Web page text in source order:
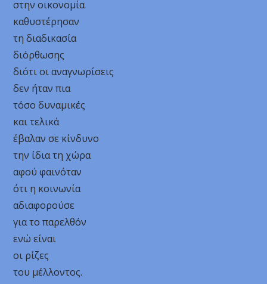
στην οικονομία
καθυστέρησαν
τη διαδικασία
διόρθωσης
διότι οι αναγνωρίσεις
δεν ήταν πια
τόσο δυναμικές
και τελικά
έβαλαν σε κίνδυνο
την ίδια τη χώρα
αφού φαινόταν
ότι η κοινωνία
αδιαφορούσε
για το παρελθόν
ενώ είναι
οι ρίζες
του μέλλοντος.